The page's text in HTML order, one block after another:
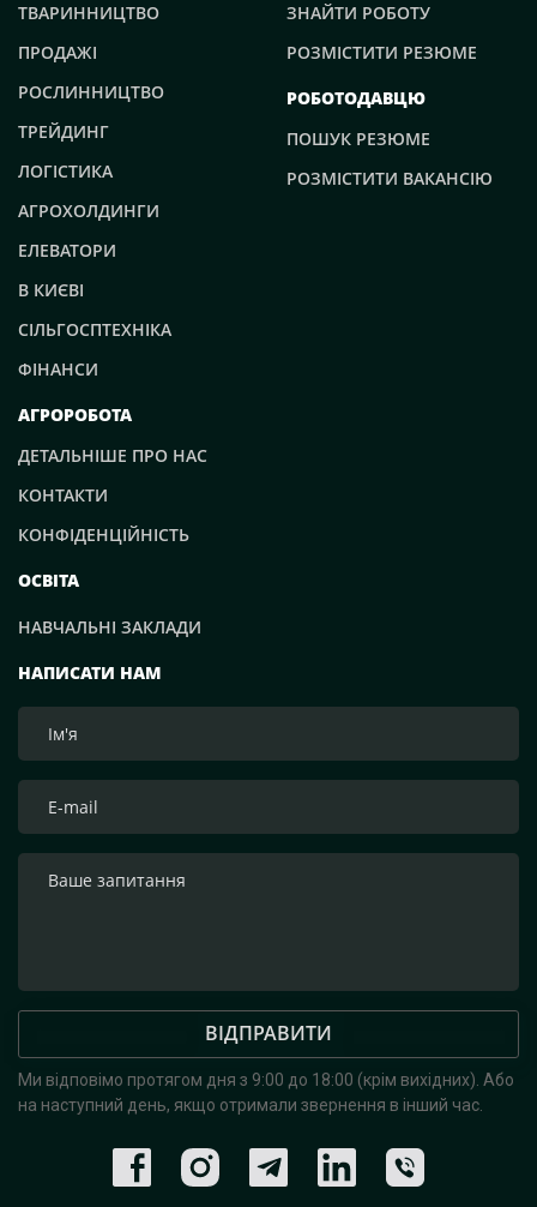
НАПИСАТИ НАМ
ВІДПРАВИТИ
Ми відповімо протягом дня з 9:00 до 18:00 (крім вихідних). Або
на наступний день, якщо отримали звернення в інший час.
ТВАРИННИЦТВО
ПРОДАЖІ
РОСЛИННИЦТВО
ТРЕЙДИНГ
ЛОГІСТИКА
АГРОХОЛДИНГИ
ЕЛЕВАТОРИ
В КИЄВІ
СІЛЬГОСПТЕХНІКА
ФІНАНСИ
ЗНАЙТИ РОБОТУ
РОЗМІСТИТИ РЕЗЮМЕ
РОБОТОДАВЦЮ
ПОШУК РЕЗЮМЕ
РОЗМІСТИТИ ВАКАНСІЮ
АГРОРОБОТА
ДЕТАЛЬНІШЕ ПРО НАС
КОНТАКТИ
КОНФІДЕНЦІЙНІСТЬ
ОСВІТА
НАВЧАЛЬНІ ЗАКЛАДИ